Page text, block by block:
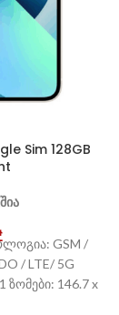
Sim 128GB
GSM /
/ LTE/ 5G
ზომები: 146.7 x